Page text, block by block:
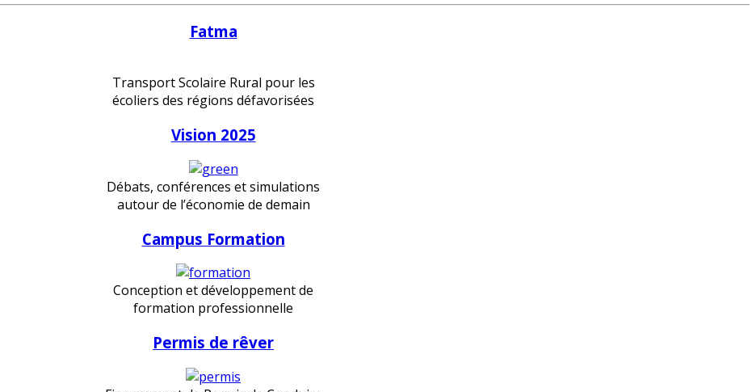
Fatma
Transport Scolaire Rural pour les
écoliers des régions défavorisées
Vision 2025
Débats, conférences et simulations
autour de l’économie de demain
Campus Formation
Conception et développement de
formation professionnelle
Permis de rêver